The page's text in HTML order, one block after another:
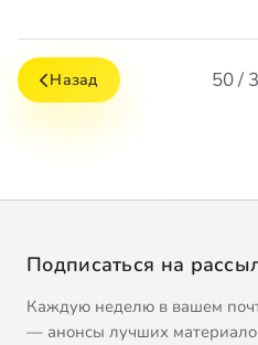
Назад 50 /
Подписаться на
Каждую неделю в вашем
— анонсы лучших